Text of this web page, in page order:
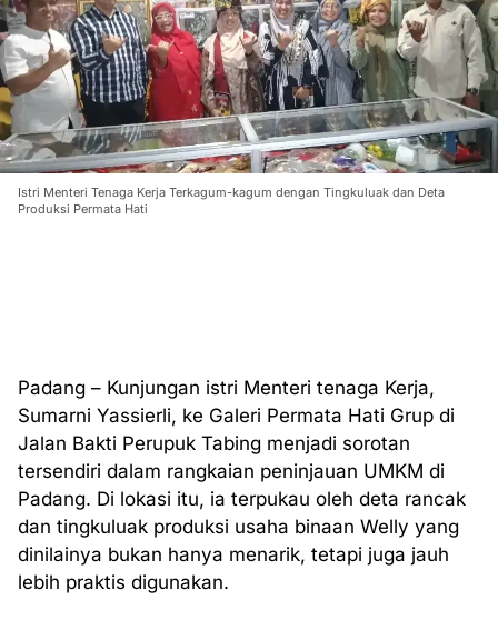
Istri Menteri Tenaga Kerja Terkagum-kagum dengan Tingkuluak dan Deta
Produksi Permata Hati
Padang – Kunjungan istri Menteri tenaga Kerja,
Sumarni Yassierli, ke Galeri Permata Hati Grup di
Jalan Bakti Perupuk Tabing menjadi sorotan
tersendiri dalam rangkaian peninjauan UMKM di
Padang. Di lokasi itu, ia terpukau oleh deta rancak
dan tingkuluak produksi usaha binaan Welly yang
dinilainya bukan hanya menarik, tetapi juga jauh
lebih praktis digunakan.